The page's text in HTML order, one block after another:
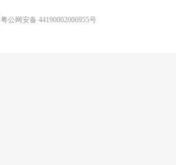
粤公网安备 44190002006955号